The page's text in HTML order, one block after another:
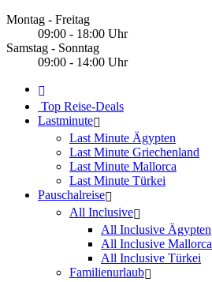
Montag - Freitag
09:00 - 18:00 Uhr
Samstag - Sonntag
09:00 - 14:00 Uhr
Top Reise-Deals
Lastminute
Last Minute Ägypten
Last Minute Griechenland
Last Minute Mallorca
Last Minute Türkei
Pauschalreise
All Inclusive
All Inclusive Ägypten
All Inclusive Mallorca
All Inclusive Türkei
Familienurlaub